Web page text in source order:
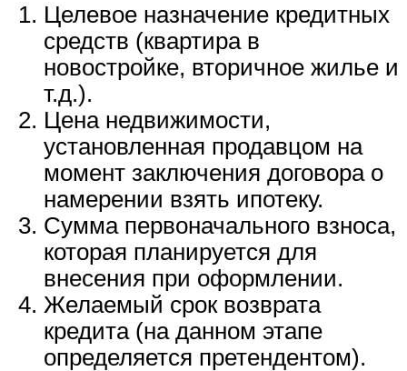
Целевое назначение кредитных
средств (квартира в
новостройке, вторичное жилье и
т.д.).
Цена недвижимости,
установленная продавцом на
момент заключения договора о
намерении взять ипотеку.
Сумма первоначального взноса,
которая планируется для
внесения при оформлении.
Желаемый срок возврата
кредита (на данном этапе
определяется претендентом).